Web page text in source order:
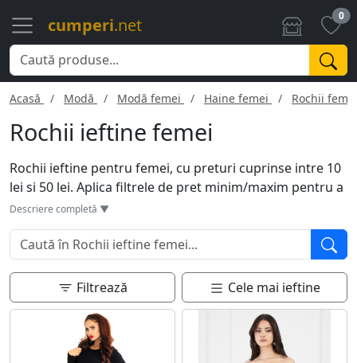
cumperi.net 0
Acasă Modă Modă femei Haine femei Rochii femei
Rochii ieftine femei
Rochii ieftine pentru femei, cu preturi cuprinse intre 10
lei si 50 lei. Aplica filtrele de pret minim/maxim pentru a
modifica pretul in functie de bugetul tau. Pentru a gasi
cu usurinta ceea ce te intereseaza, foloseste functia de
cautare de mai jos.
Descriere completă ▼
Filtrează Cele mai ieftine